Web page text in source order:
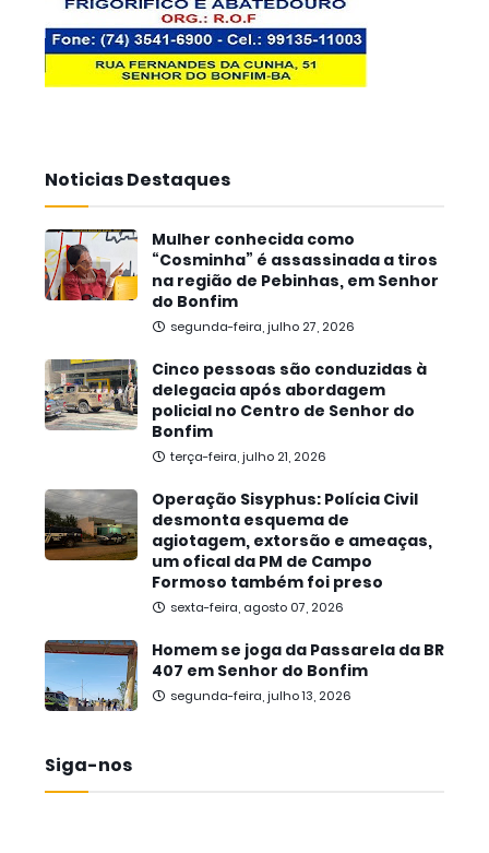
Noticias Destaques
Mulher conhecida como
“Cosminha” é assassinada a tiros
na região de Pebinhas, em Senhor
do Bonfim
segunda-feira, julho 27, 2026
Cinco pessoas são conduzidas à
delegacia após abordagem
policial no Centro de Senhor do
Bonfim
terça-feira, julho 21, 2026
Operação Sisyphus: Polícia Civil
desmonta esquema de
agiotagem, extorsão e ameaças,
um ofical da PM de Campo
Formoso também foi preso
sexta-feira, agosto 07, 2026
Homem se joga da Passarela da BR
407 em Senhor do Bonfim
segunda-feira, julho 13, 2026
Siga-nos